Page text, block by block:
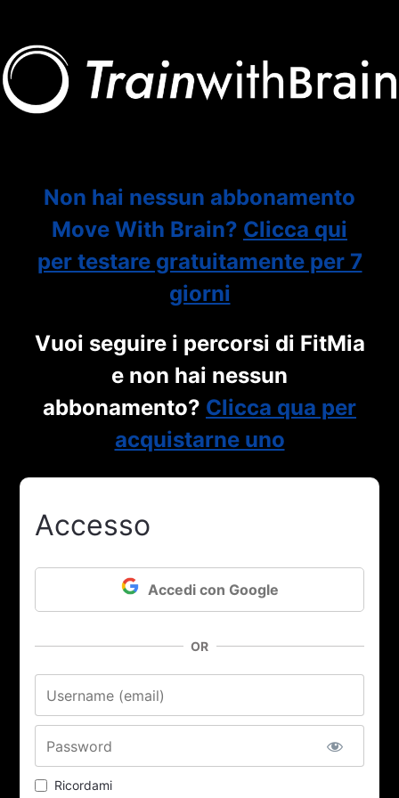
Non hai nessun abbonamento
Move With Brain? Clicca qui
per testare gratuitamente per 7
giorni
Vuoi seguire i percorsi di FitMia
e non hai nessun
abbonamento? Clicca qua per
acquistarne uno
Accesso
Accedi con Google
OR
Ricordami